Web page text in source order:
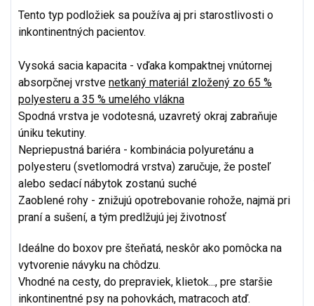
Tento typ podložiek sa používa aj pri starostlivosti o
inkontinentných pacientov.
Vysoká sacia kapacita - vďaka kompaktnej vnútornej
absorpčnej vrstve netkaný materiál zložený zo 65 %
polyesteru a 35 % umelého vlákna
Spodná vrstva je vodotesná, uzavretý okraj zabraňuje
úniku tekutiny.
Nepriepustná bariéra - kombinácia polyuretánu a
polyesteru (svetlomodrá vrstva) zaručuje, že posteľ
alebo sedací nábytok zostanú suché
Zaoblené rohy - znižujú opotrebovanie rohože, najmä pri
praní a sušení, a tým predlžujú jej životnosť
Ideálne do boxov pre šteňatá, neskôr ako pomôcka na
vytvorenie návyku na chôdzu.
Vhodné na cesty, do prepraviek, klietok..., pre staršie
inkontinentné psy na pohovkách, matracoch atď.